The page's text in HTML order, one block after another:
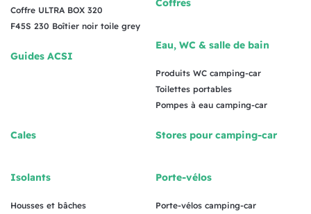
Coffre ULTRA BOX 320
F45S 230 Boîtier noir toile grey
Guides ACSI
Coffres
Eau, WC & salle de bain
Produits WC camping-car
Toilettes portables
Pompes à eau camping-car
Cales
Isolants
Housses et bâches
Stores pour camping-car
Porte-vélos
Porte-vélos camping-car